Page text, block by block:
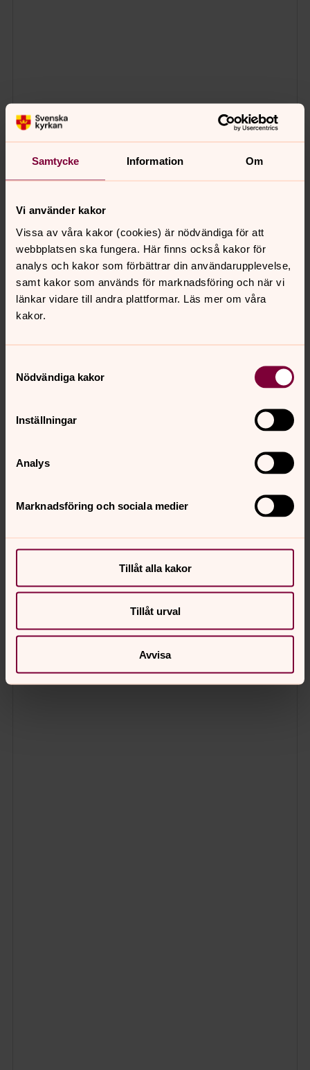
Samtycke Information Om
Vi använder kakor
Vissa av våra kakor (cookies) är nödvändiga för att
webbplatsen ska fungera. Här finns också kakor för
analys och kakor som förbättrar din användarupplevelse,
samt kakor som används för marknadsföring och när vi
länkar vidare till andra plattformar. Läs mer om våra
kakor.
Nödvändiga kakor
Inställningar
Analys
Marknadsföring och sociala medier
Tillåt alla kakor
Tillåt urval
Avvisa